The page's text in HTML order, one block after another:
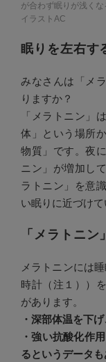
が合わず眠りが浅くな
イラストAC
眠りを左右す
みなさんは「メ
りますか？
「メラトニン」
体」という場所
物質」です。夜
ニン」が増加し
ラトニン」を意
い眠りに近づけて
「メラトニ
メラトニンには
時計（注１））
があります。
・深部体温を下
・強い抗酸化作
るというデータも